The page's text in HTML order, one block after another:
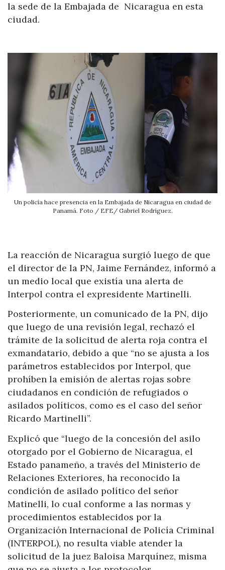
la sede de la Embajada de Nicaragua en esta
ciudad.
Un policía hace presencia en la Embajada de Nicaragua en ciudad de
Panamá. Foto / EFE/ Gabriel Rodríguez.
La reacción de Nicaragua surgió luego de que
el director de la PN, Jaime Fernández, informó a
un medio local que existía una alerta de
Interpol contra el expresidente Martinelli.
Posteriormente, un comunicado de la PN, dijo
que luego de una revisión legal, rechazó el
trámite de la solicitud de alerta roja contra el
exmandatario, debido a que “no se ajusta a los
parámetros establecidos por Interpol, que
prohíben la emisión de alertas rojas sobre
ciudadanos en condición de refugiados o
asilados políticos, como es el caso del señor
Ricardo Martinelli”.
Explicó que “luego de la concesión del asilo
otorgado por el Gobierno de Nicaragua, el
Estado panameño, a través del Ministerio de
Relaciones Exteriores, ha reconocido la
condición de asilado político del señor
Matinelli, lo cual conforme a las normas y
procedimientos establecidos por la
Organización Internacional de Policía Criminal
(INTERPOL), no resulta viable atender la
solicitud de la juez Baloisa Marquínez, misma